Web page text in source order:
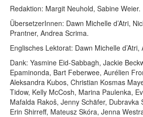
Redaktion: Margit Neuhold, Sabine Weier.
ÜbersetzerInnen: Dawn Michelle d’Atri,
Prantner, Andrea Scrima.
Englisches Lektorat: Dawn Michelle d’Atri,
Dank: Yasmine Eid-Sabbagh, Jackie
Epaminonda, Bart Feberwee, Aurélien
Aleksandra Kubos, Christian Kosmas
Tidow, Kelly McCosh, Marina Paulenka,
Mafalda Rakoš, Jenny Schäfer, Dubravka
Erin Shirreff, Mateusz Skóra, Jenna